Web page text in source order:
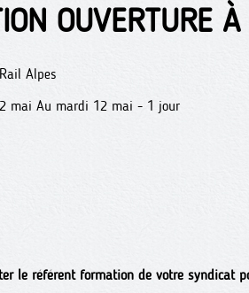
OUVERTURE
Alpes
mai Au mardi 12 mai - 1 jour
le référent formation de votre syndicat